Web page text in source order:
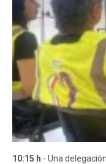
10:15 h - Una